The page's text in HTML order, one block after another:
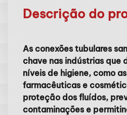
Descrição do
As conexões tubulares
chave nas indústrias que
níveis de higiene, como
farmacêuticas e
proteção dos fluídos,
contaminações e